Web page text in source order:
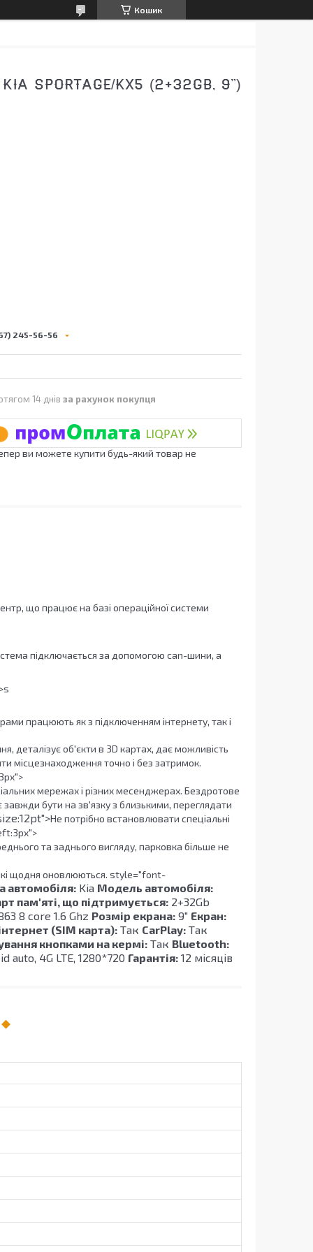
Кошик
SPORTAGE/KX5 (2+32GB, 9")
245-56-56
14 днів за рахунок покупця
ви можете купити будь-який товар не
що працює на базі операційної системи
підключається за допомогою can-шини, а
працюють як з підключенням інтернету, так і
деталізує об'єкти в 3D картах, дає можливість
місцезнаходження точно і без затримок.
мережах і різних месенджерах. Бездротове
бути на зв'язку з близькими, переглядати
Не потрібно встановлювати спеціальні
та заднього вигляду, парковка більше не
щодня оновлюються. style="font-
автомобіля: Kia Модель автомобіля:
пам'яті, що підтримується: 2+32Gb
8 core 1.6 Ghz Розмір екрана: 9" Екран:
(SIM карта): Так CarPlay: Так
кнопками на кермі: Так Bluetooth:
auto, 4G LTE, 1280*720 Гарантія: 12 місяців